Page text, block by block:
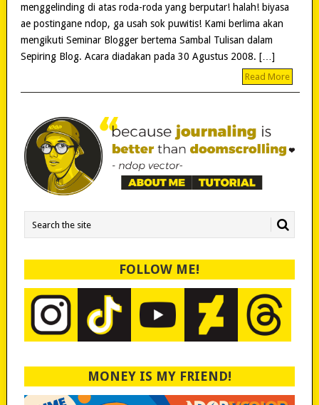
menggelinding di atas roda-roda yang berputar! halah! biyasa
ae postingane ndop, ga usah sok puwitis! Kami berlima akan
mengikuti Seminar Blogger bertema Sambal Tulisan dalam
Sepiring Blog. Acara diadakan pada 30 Agustus 2008. […]
Read More
FOLLOW ME!
MONEY IS MY FRIEND!